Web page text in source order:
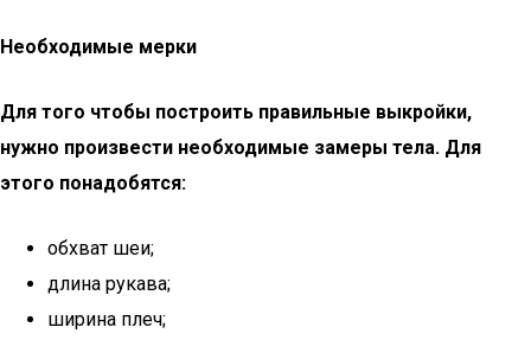
Необходимые мерки
Для того чтобы построить правильные выкройки,
нужно произвести необходимые замеры тела. Для
этого понадобятся:
обхват шеи;
длина рукава;
ширина плеч;